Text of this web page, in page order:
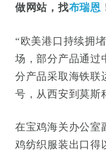
做网站，找布瑞恩
“欧美港口持续拥
场，部分产品通过
分产品采取海铁联
号，从西安到莫斯
在宝鸡海关办公室
鸡纺织服装出口得